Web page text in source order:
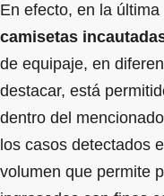
En efecto, en la
camisetas
de equipaje, en
destacar, está
dentro del
los casos detectados
volumen que permite